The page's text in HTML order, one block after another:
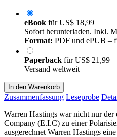
eBook fürUS$ 18,99
Sofort herunterladen. Inkl.
Format: PDF und ePUB –
Paperback fürUS$ 21,99
Versand weltweit
In den Warenkorb
Zusammenfassung Leseprobe
Warren Hastings war nicht nur
Company (E.I.C) zu einer
ausgerechnet Warren Hastings